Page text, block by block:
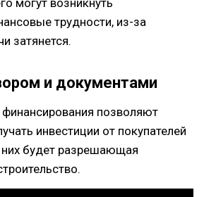
трудности, из-за
затянется.
и документами
позволяют
инвестиции от покупателей
них будет разрешающая